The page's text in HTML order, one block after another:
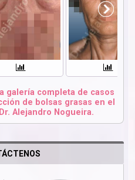
galería completa de casos
de bolsas grasas en el
Alejandro Nogueira.